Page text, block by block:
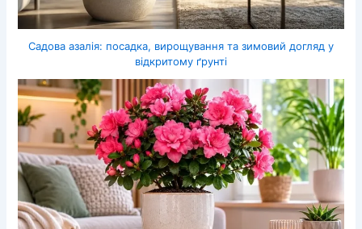
Садова азалія: посадка, вирощування та зимовий догляд у
відкритому ґрунті